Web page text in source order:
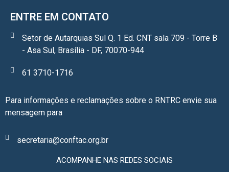
ENTRE EM CONTATO
Setor de Autarquias Sul Q. 1 Ed. CNT sala 709 - Torre B
- Asa Sul, Brasília - DF, 70070-944
61 3710-1716
Para informações e reclamações sobre o RNTRC envie sua
mensagem para
secretaria@conftac.org.br
ACOMPANHE NAS REDES SOCIAIS